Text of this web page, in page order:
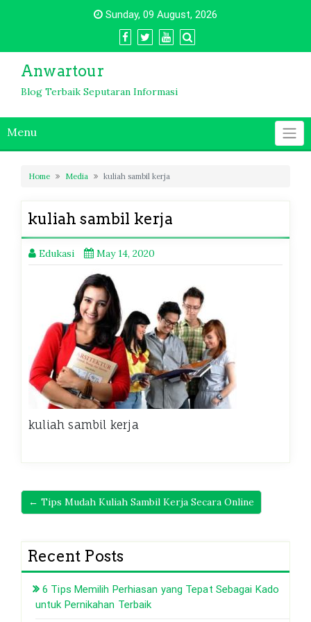
Sunday, 09 August, 2026
Anwartour
Blog Terbaik Seputaran Informasi
Menu
Home Media kuliah sambil kerja
kuliah sambil kerja
Edukasi May 14, 2020
kuliah sambil kerja
← Tips Mudah Kuliah Sambil Kerja Secara Online
Recent Posts
6 Tips Memilih Perhiasan yang Tepat Sebagai Kado
untuk Pernikahan Terbaik